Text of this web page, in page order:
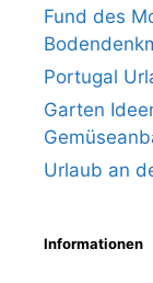
Fund des
Portugal
Garten
Urlaub an
Informationen